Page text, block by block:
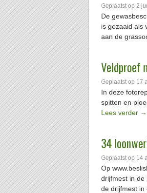
Geplaatst op 2
De
is gezaaid als
aan de
Veldproef
Geplaatst op 17
In deze
spitten en
Lees verder →
34
Geplaatst op 14
Op
drijfmest in de
de drijfmest in